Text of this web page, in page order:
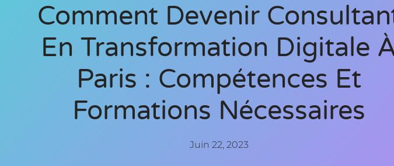
Comment Devenir
En Transformation Digitale
Paris : Compétences Et
Formations Nécessaires
Juin 22, 2023